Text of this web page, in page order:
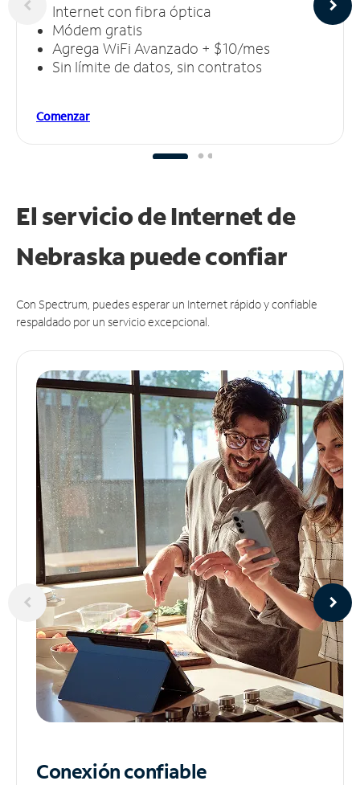
Internet con fibra óptica
Módem gratis
Agrega WiFi Avanzado + $10/mes
Sin límite de datos, sin contratos
Comenzar
El servicio de Internet de
Nebraska puedeconfiar
Con Spectrum, puedes esperar un Internet rápido y confiable
respaldado por un servicio excepcional.
Conexión confiable